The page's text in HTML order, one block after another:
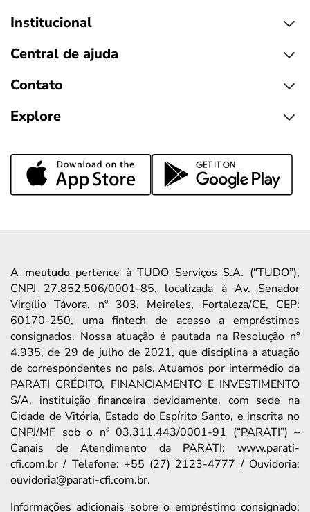
Institucional
Central de ajuda
Contato
Explore
A meutudopertence à TUDO Serviços S.A. (“TUDO”),
CNPJ 27.852.506/0001-85, localizada à Av. Senador
Virgílio Távora, nº 303, Meireles, Fortaleza/CE, CEP:
60170-250, uma fintech de acesso a empréstimos
consignados. Nossa atuação é pautada na Resolução nº
4.935, de 29 de julho de 2021, que disciplina a atuação
de correspondentes no país. Atuamos por intermédio da
PARATI CRÉDITO, FINANCIAMENTO E INVESTIMENTO
S/A, instituição financeira devidamente, com sede na
Cidade de Vitória, Estado do Espírito Santo, e inscrita no
CNPJ/MF sob o nº 03.311.443/0001-91 (“PARATI”) –
Canais de Atendimento da PARATI: www.parati-
cfi.com.br / Telefone: +55 (27) 2123-4777 / Ouvidoria:
ouvidoria@parati-cfi.com.br.
Informações adicionais sobre o empréstimo consignado: